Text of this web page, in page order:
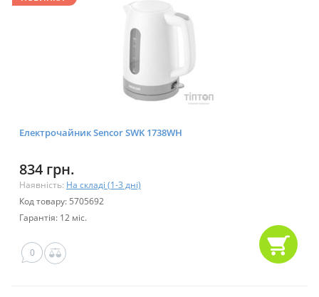
Електрочайник Sencor SWK 1738WH
834 грн.
Наявність: На складі (1-3 дні)
Код товару: 5705692
Гарантія: 12 міс.
0